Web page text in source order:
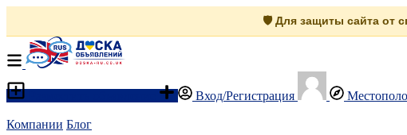
🛡️ Для защиты сайта от
Вход/Регистрация
Компании Блог